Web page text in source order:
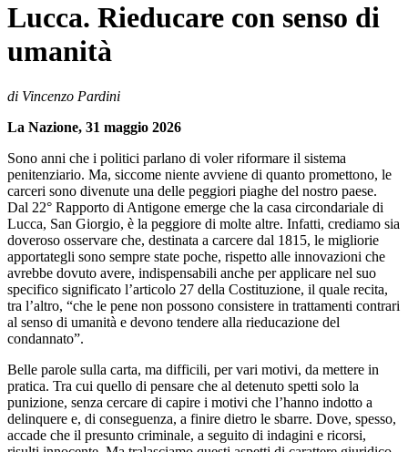
Lucca. Rieducare con senso di
umanità
di Vincenzo Pardini
La Nazione, 31 maggio 2026
Sono anni che i politici parlano di voler riformare il sistema
penitenziario. Ma, siccome niente avviene di quanto promettono, le
carceri sono divenute una delle peggiori piaghe del nostro paese.
Dal 22° Rapporto di Antigone emerge che la casa circondariale di
Lucca, San Giorgio, è la peggiore di molte altre. Infatti, crediamo sia
doveroso osservare che, destinata a carcere dal 1815, le migliorie
apportategli sono sempre state poche, rispetto alle innovazioni che
avrebbe dovuto avere, indispensabili anche per applicare nel suo
specifico significato l’articolo 27 della Costituzione, il quale recita,
tra l’altro, “che le pene non possono consistere in trattamenti contrari
al senso di umanità e devono tendere alla rieducazione del
condannato”.
Belle parole sulla carta, ma difficili, per vari motivi, da mettere in
pratica. Tra cui quello di pensare che al detenuto spetti solo la
punizione, senza cercare di capire i motivi che l’hanno indotto a
delinquere e, di conseguenza, a finire dietro le sbarre. Dove, spesso,
accade che il presunto criminale, a seguito di indagini e ricorsi,